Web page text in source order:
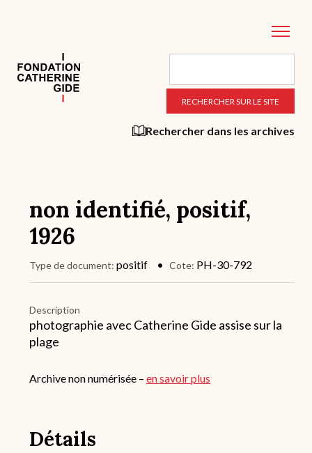
principal
Rechercher dans les archives
non identifié, positif,
1926
Type de document positif Cote PH-30-792
Description
photographie avec Catherine Gide assise sur la
plage
Archive non numérisée – en savoir plus
Détails